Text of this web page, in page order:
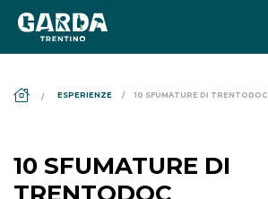
DS_BREADCRUMB.HOME
ESPERIENZE 10 SFUMATURE DI TRENTODOC
10 SFUMATURE DI